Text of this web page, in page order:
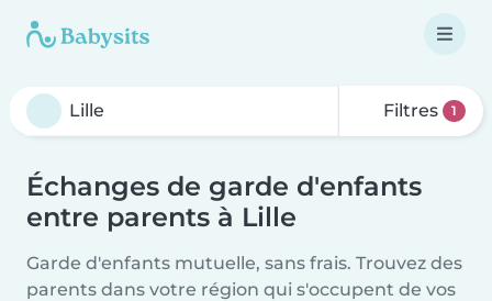
Filtres 1
Échanges de garde d'enfants
entre parents à Lille
Garde d'enfants mutuelle, sans frais. Trouvez des
parents dans votre région qui s'occupent de vos